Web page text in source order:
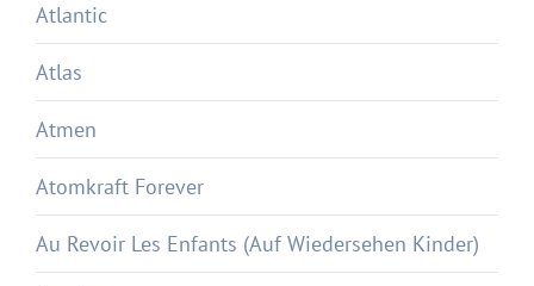
Atlantic
Atlas
Atmen
Atomkraft Forever
Au Revoir Les Enfants (Auf Wiedersehen Kinder)